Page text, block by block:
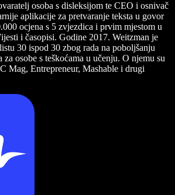
osoba s disleksijom te CEO i osnivač
aplikacije za pretvaranje teksta u govor
ocjena s 5 zvjezdica i prvim mjestom u
i časopisi. Godine 2017. Weitzman je
30 ispod 30 zbog rada na poboljšanju
za osobe s teškoćama u učenju. O njemu su
Mag, Entrepreneur, Mashable i drugi